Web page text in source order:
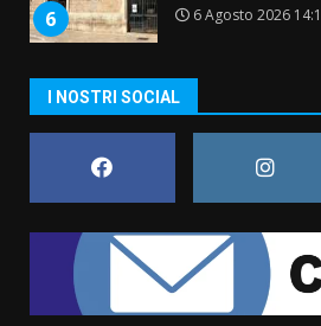
6 6 Agosto 2026
Grazia Neglia,
cittadina di
6 Agosto 2026 08:00
1
Savelletri in
grande
Santis
8 Agosto 2026
I NOSTRI SOCIAL